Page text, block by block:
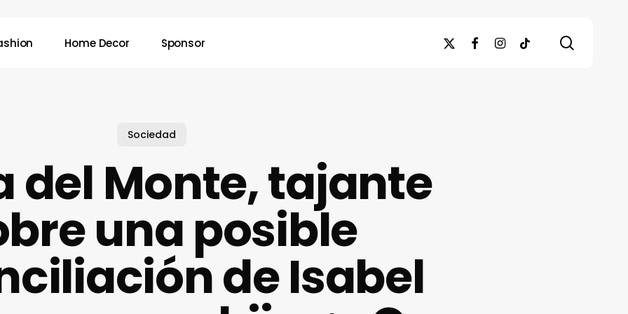
Home Decor Sponsor
x-
facebookinstagram
tiktok
Sociedad
del Monte, tajante
una posible
de Isabel